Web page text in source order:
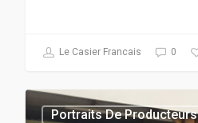
Le Casier Francais 0
Portraits De Producteurs